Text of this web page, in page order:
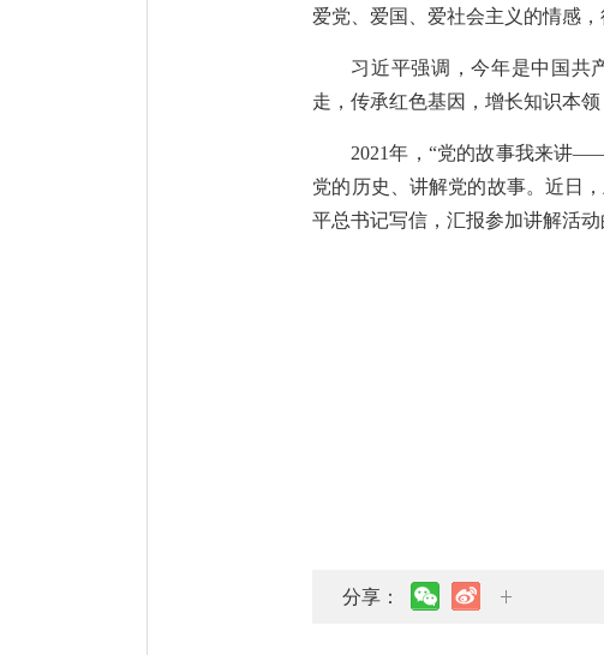
爱党、爱国、爱社会主义的情感
习近平强调，今年是中国共
走，传承红色基因，增长知识本
2021年，“党的故事我来讲
党的历史、讲解党的故事。近日
平总书记写信，汇报参加讲解活
分享：